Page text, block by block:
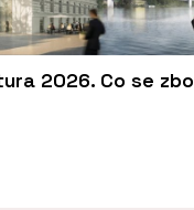
2026. Co se